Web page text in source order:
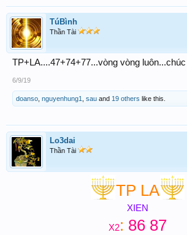
TúBình
Thần Tài
TP+LA....47+74+77...vòng vòng
6/9/19
doanso nguyenhung1 sau and 19 others like this.
Lo3dai
Thần Tài
TP LA
XIEN
X2: 86 87